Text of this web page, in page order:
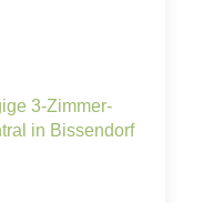
3-Zimmer-
in Bissendorf